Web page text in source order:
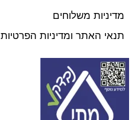
מדיניות משלוחים
תנאי האתר ומדיניות הפרטיות